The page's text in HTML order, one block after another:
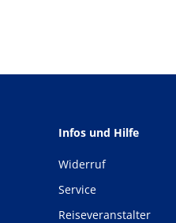
Infos und Hilfe
Widerruf
Service
Reiseveranstalter